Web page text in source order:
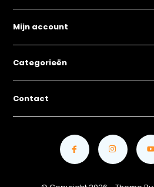
Mijn account
Categorieën
Contact